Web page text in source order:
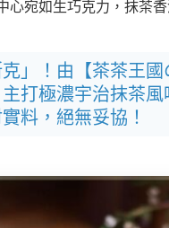
心宛如生巧克力，抹茶
克」！由【茶茶王
打極濃宇治抹茶
料，絕無妥協！